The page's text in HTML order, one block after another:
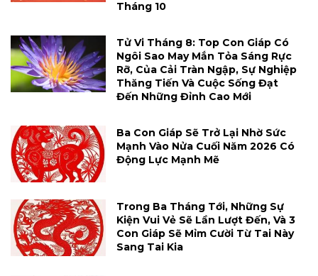
Tháng 10
Tử Vi Tháng 8: Top Con Giáp Có
Ngôi Sao May Mắn Tỏa Sáng Rực
Rỡ, Của Cải Tràn Ngập, Sự Nghiệp
Thăng Tiến Và Cuộc Sống Đạt
Đến Những Đỉnh Cao Mới
Ba Con Giáp Sẽ Trở Lại Nhờ Sức
Mạnh Vào Nửa Cuối Năm 2026 Có
Động Lực Mạnh Mẽ
Trong Ba Tháng Tới, Những Sự
Kiện Vui Vẻ Sẽ Lần Lượt Đến, Và 3
Con Giáp Sẽ Mỉm Cười Từ Tai Này
Sang Tai Kia